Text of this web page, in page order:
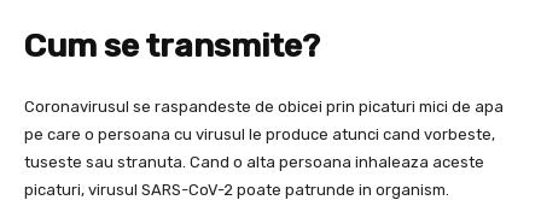
Cum se transmite?
Coronavirusul se raspandeste de obicei prin picaturi mici de apa
pe care o persoana cu virusul le produce atunci cand vorbeste,
tuseste sau stranuta. Cand o alta persoana inhaleaza aceste
picaturi, virusul SARS-CoV-2 poate patrunde in organism.